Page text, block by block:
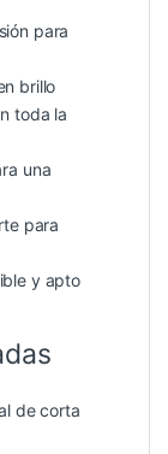
para
brillo
toda la
una
para
y apto
de corta